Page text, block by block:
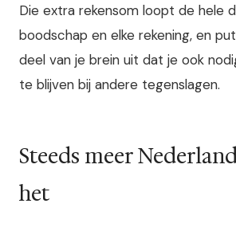
Die extra rekensom loopt de hele
boodschap en elke rekening, en
deel van je brein uit dat je ook
te blijven bij andere tegenslagen.
Steeds meer
het